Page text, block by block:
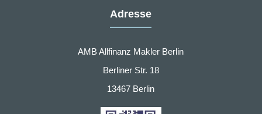
Adresse
AMB Allfinanz Makler Berlin
Berliner Str. 18
13467 Berlin